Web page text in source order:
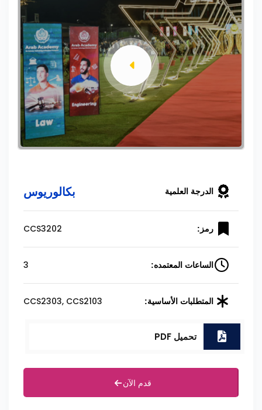
الدرجة العلمية بكالوريوس
رمز: CCS3202
الساعات المعتمده: 3
المتطلبات الأساسية: CCS2303, CCS2103
تحميل PDF
قدم الآن